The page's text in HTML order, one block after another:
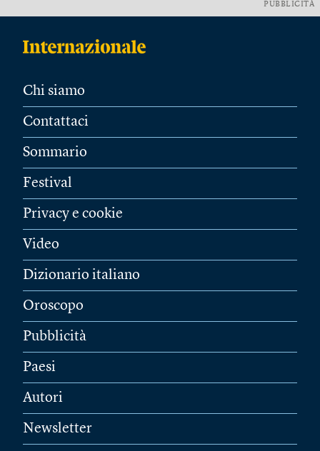
PUBBLICITÀ
Chi siamo
Contattaci
Sommario
Festival
Privacy e cookie
Video
Dizionario italiano
Oroscopo
Pubblicità
Paesi
Autori
Newsletter